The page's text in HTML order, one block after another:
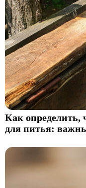
Как определить,
для питья: